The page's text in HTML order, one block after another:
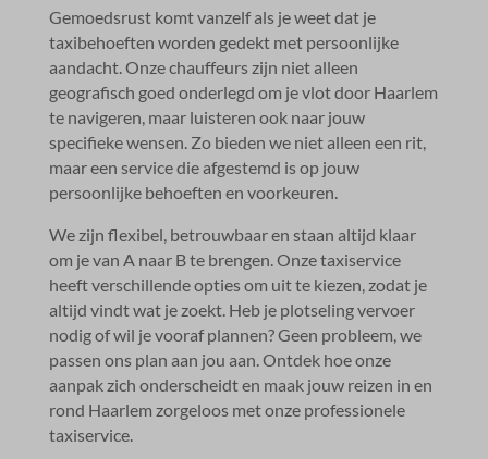
Gemoedsrust komt vanzelf als je weet dat je
taxibehoeften worden gedekt met persoonlijke
aandacht.​ Onze chauffeurs zijn niet alleen
geografisch goed onderlegd om je vlot door Haarlem
te navigeren, maar luisteren ook naar jouw
specifieke wensen.​ Zo bieden we niet alleen een rit,
maar een service die afgestemd is op jouw
persoonlijke behoeften en voorkeuren.​
We zijn flexibel, betrouwbaar en staan altijd klaar
om je van A naar B te brengen.​ Onze taxiservice
heeft verschillende opties om uit te kiezen, zodat je
altijd vindt wat je zoekt.​ Heb je plotseling vervoer
nodig of wil je vooraf plannen? Geen probleem, we
passen ons plan aan jou aan.​ Ontdek hoe onze
aanpak zich onderscheidt en maak jouw reizen in en
rond Haarlem zorgeloos met onze professionele
taxiservice.​